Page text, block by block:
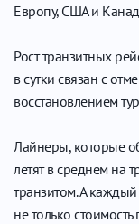
Европу, США и
Рост транзитных
в сутки связан с
восстановлением
Лайнеры, которые
летят в среднем на
транзитом. А
не только